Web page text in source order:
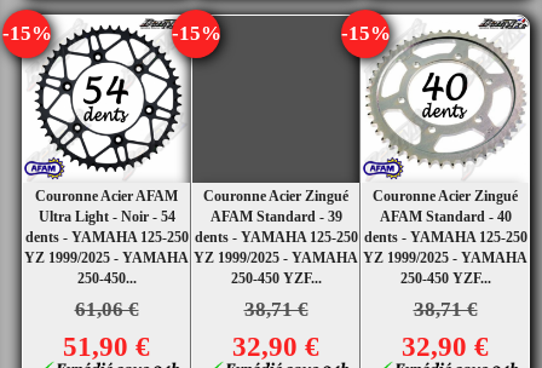
Couronne Acier AFAM
Ultra Light - Noir - 54
dents - YAMAHA 125-250
YZ 1999/2025 - YAMAHA
250-450...
61,06 €
-15%
51,90 €
Couronne Acier Zingué
AFAM Standard - 39
dents - YAMAHA 125-250
YZ 1999/2025 - YAMAHA
250-450 YZF...
38,71 €
-15%
32,90 €
Couronne Acier Zingué
AFAM Standard - 40
dents - YAMAHA 125-250
YZ 1999/2025 - YAMAHA
250-450 YZF...
38,71 €
-15%
32,90 €